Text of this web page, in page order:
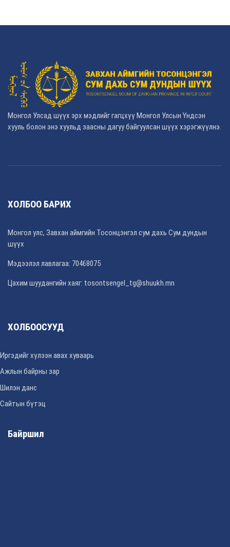
Монгол Улсад шүүх эрх мэдлийг гагцхүү Монгол Улсын Үндсэн
хууль болон энэ хуульд заасны дагуу байгуулсан шүүх хэрэгжүүлнэ.
ХОЛБОО БАРИХ
Монгол улс, Завхан аймгийн Тосонцэнгэл сум дахь Сум дундын
шүүх
Мэдээлэл лавлагаа: 70468075
Цахим шуудангийн хаяг: tosontsengel_tg@shuukh.mn
ХОЛБООСУУД
Иргэдийг хүлээн авах хуваарь
Ажлын байрны зар
Шилэн данс
Сайтын бүтэц
Байршил